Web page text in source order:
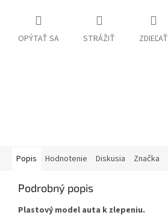
OPÝTAŤ SA STRÁŽIŤ ZDIEĽAŤ
Popis Hodnotenie Diskusia Značka
Podrobný popis
Plastový model auta k zlepeniu.